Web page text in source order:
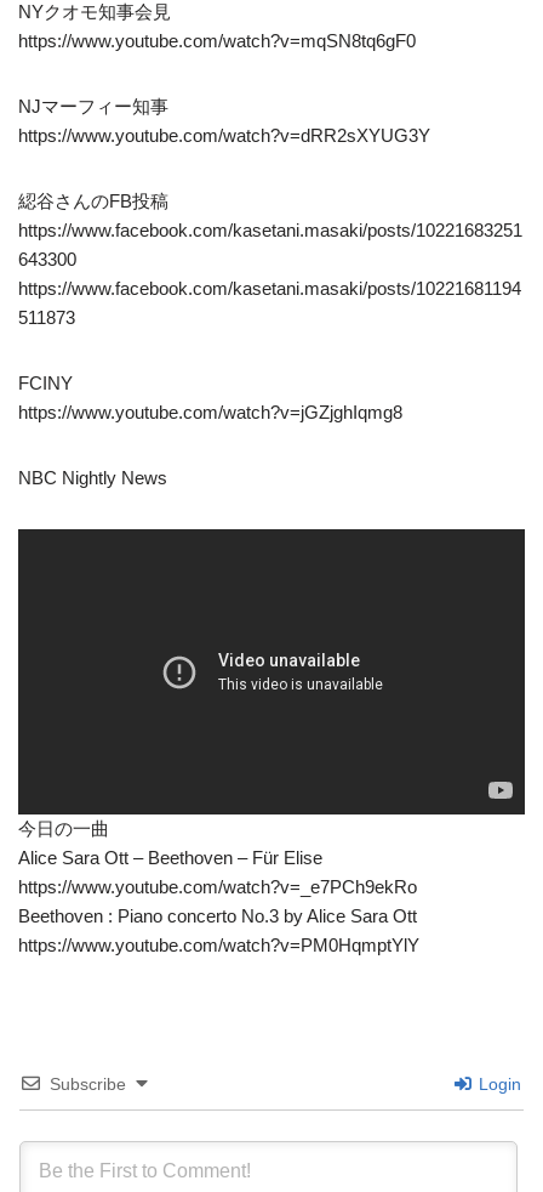
NYクオモ知事会見
https://www.youtube.com/watch?v=mqSN8tq6gF0
NJマーフィー知事
https://www.youtube.com/watch?v=dRR2sXYUG3Y
綛谷さんのFB投稿
https://www.facebook.com/kasetani.masaki/posts/10221683251
643300
https://www.facebook.com/kasetani.masaki/posts/10221681194
511873
FCINY
https://www.youtube.com/watch?v=jGZjghIqmg8
NBC Nightly News
今日の一曲
Alice Sara Ott – Beethoven – Für Elise
https://www.youtube.com/watch?v=_e7PCh9ekRo
Beethoven : Piano concerto No.3 by Alice Sara Ott
https://www.youtube.com/watch?v=PM0HqmptYlY
Subscribe Login